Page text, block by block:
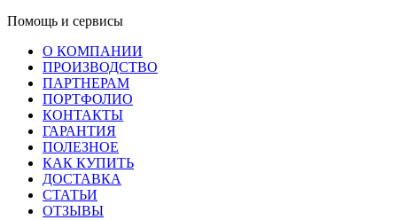
Помощь и сервисы
О КОМПАНИИ
ПРОИЗВОДСТВО
ПАРТНЕРАМ
ПОРТФОЛИО
КОНТАКТЫ
ГАРАНТИЯ
ПОЛЕЗНОЕ
КАК КУПИТЬ
ДОСТАВКА
СТАТЬИ
ОТЗЫВЫ